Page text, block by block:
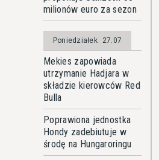
milionów euro za sezon
Poniedziałek 27.07
Mekies zapowiada
utrzymanie Hadjara w
składzie kierowców Red
Bulla
Poprawiona jednostka
Hondy zadebiutuje w
środę na Hungaroringu